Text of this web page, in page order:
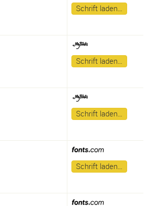
Schrift laden…
Schrift laden…
Schrift laden…
Schrift laden…